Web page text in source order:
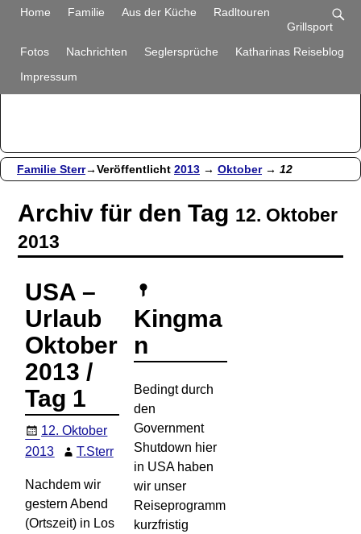
Home Familie Aus der Küche
Radltouren
Grillsport
Fotos
Nachrichten Seglersprüche
Katharinas Reiseblog
Impressum
Familie Sterr
Familie Sterr→Veröffentlicht 2013 → Oktober→ 12
Archiv für den Tag 12. Oktober
2013
USA –
Urlaub
Oktober
2013 /
Tag 1
12. Oktober
2013
T.Sterr
Nachdem wir
gestern Abend
(Ortszeit) in Los
Kingma
n
Bedingt durch
den
Government
Shutdown hier
in USA haben
wir unser
Reiseprogramm
kurzfristig